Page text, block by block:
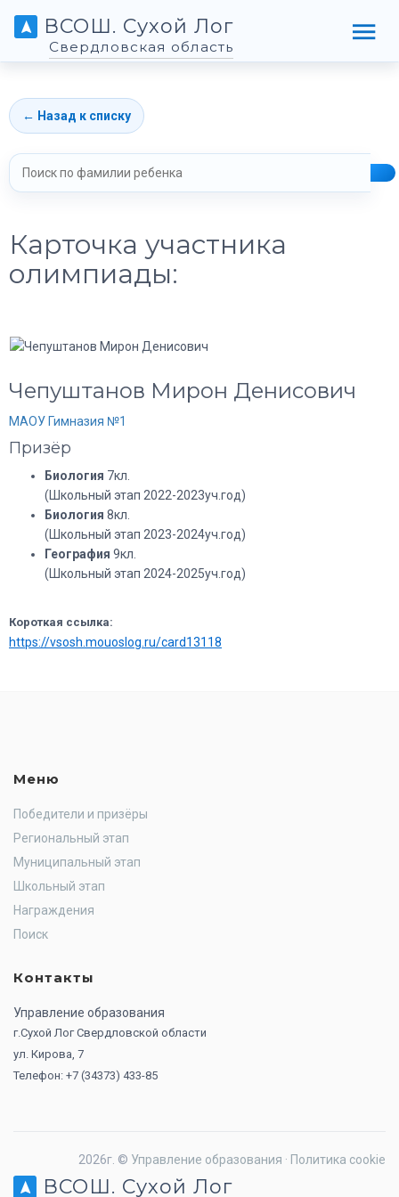
ВСОШ. Сухой Лог
Свердловская область
← Назад к списку
Карточка участника
олимпиады:
Чепуштанов Мирон Денисович
МАОУ Гимназия №1
Призёр
Биология 7кл.
(Школьный этап 2022-2023уч.год)
Биология 8кл.
(Школьный этап 2023-2024уч.год)
География 9кл.
(Школьный этап 2024-2025уч.год)
Короткая ссылка:
https://vsosh.mouoslog.ru/card13118
Меню
Победители и призёры
Региональный этап
Муниципальный этап
Школьный этап
Награждения
Поиск
Контакты
Управление образования
г.Сухой Лог Свердловской области
ул. Кирова, 7
Телефон: +7 (34373) 433-85
2026г. © Управление образования · Политика cookie
ВСОШ. Сухой Лог